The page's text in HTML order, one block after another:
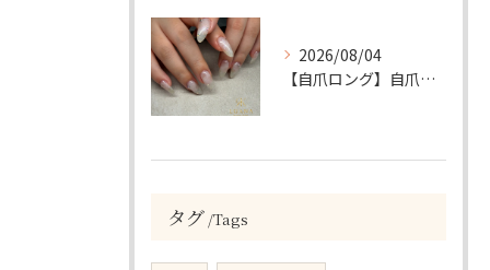
2026/08/04
【自爪ロング】自爪を美しく！透け感ニュアンス×ビジューの綺麗めネイル💎
タグ Tags